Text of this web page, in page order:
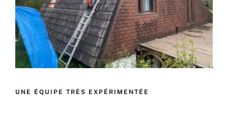
UNE ÉQUIPE TRÈS EXPÉRIMENTÉE